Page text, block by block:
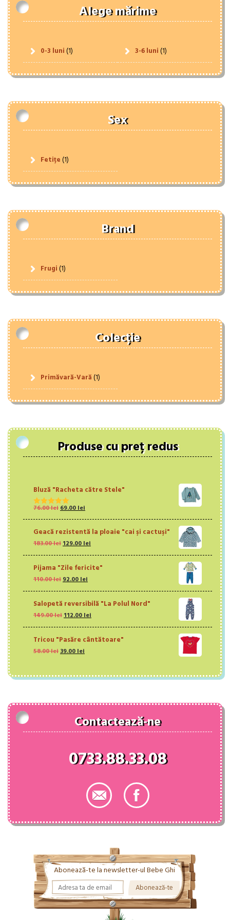
Alege mărime
0-3 luni(1) 3-6 luni(1)
Sex
Fetițe(1)
Brand
Frugi(1)
Colecție
Primăvară-Vară(1)
Produse cu preț redus
Bluză "Racheta către Stele"
Evaluat la
76.00leiPrețul
inițial
fost:
76.00 lei.
69.00leiPrețul
curent
este:
69.00 lei.
Geacă rezistentă la ploaie "cai şi cactuşi"
183.00leiPrețul
inițial
fost:
183.00 lei.
129.00leiPrețul
curent
129.00 lei.
Pijama "Zile fericite"
110.00leiPrețul
inițial
fost:
110.00 lei.
92.00leiPrețul
curent
92.00 lei.
Salopetă reversibilă "La Polul Nord"
149.00leiPrețul
inițial
fost:
149.00 lei.
112.00leiPrețul
curent
112.00 lei.
Tricou "Pasăre cântătoare"
58.00leiPrețul
fost:
39.00leiPrețul
39.00 lei.
Contactează-ne
0733.88.33.08
Abonează-te la newsletter-ul Bebe Ghi